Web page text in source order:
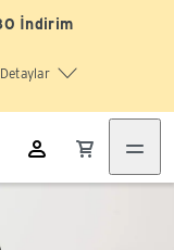
İndirim
Detaylar